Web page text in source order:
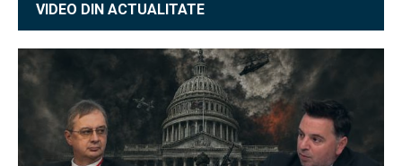
VIDEO DIN ACTUALITATE